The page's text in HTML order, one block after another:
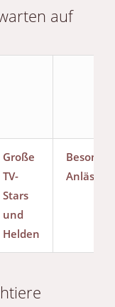
auf
Große
TV-
Stars
und
Helden
Anlässe